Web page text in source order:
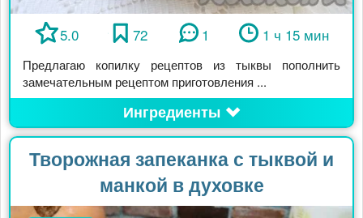
5.0 72 1 1 ч 15 мин
Предлагаю копилку рецептов из тыквы пополнить
замечательным рецептом приготовления ...
Ингредиенты
Творожная запеканка с тыквой и
манкой в духовке